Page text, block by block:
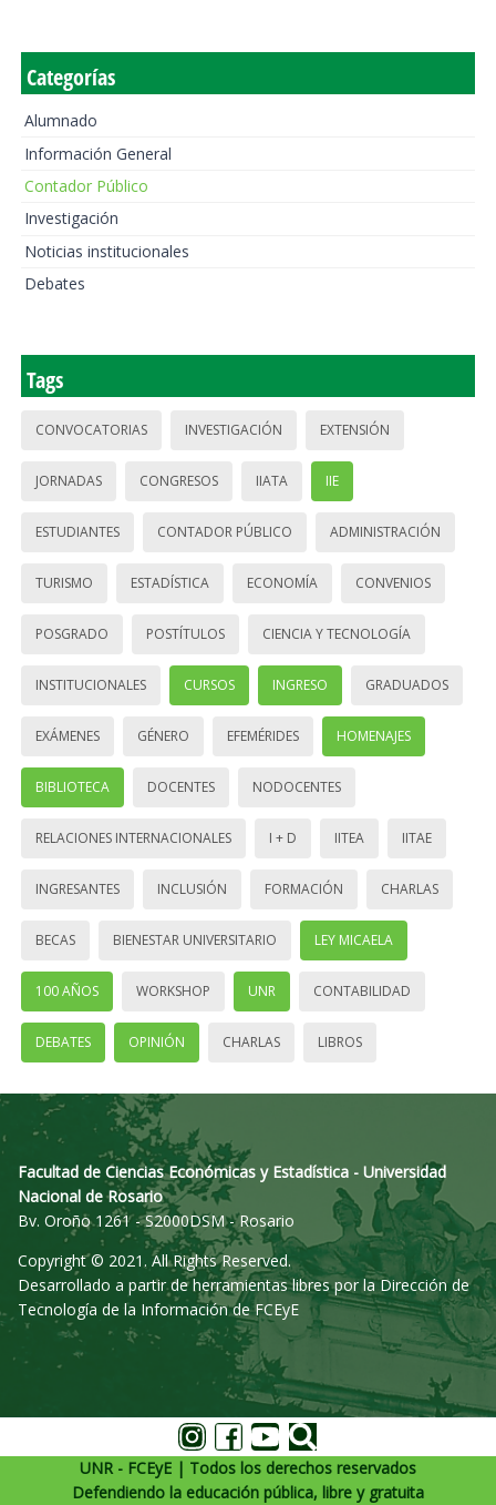
Categorías
Alumnado
Información General
Contador Público
Investigación
Noticias institucionales
Debates
Tags
CONVOCATORIAS INVESTIGACIÓN EXTENSIÓN
JORNADAS CONGRESOS IIATA IIE
ESTUDIANTES CONTADOR PÚBLICO ADMINISTRACIÓN
TURISMO ESTADÍSTICA ECONOMÍA CONVENIOS
POSGRADO POSTÍTULOS CIENCIA Y TECNOLOGÍA
INSTITUCIONALES CURSOS INGRESO GRADUADOS
EXÁMENES GÉNERO EFEMÉRIDES HOMENAJES
BIBLIOTECA DOCENTES NODOCENTES
RELACIONES INTERNACIONALES I + D IITEA IITAE
INGRESANTES INCLUSIÓN FORMACIÓN CHARLAS
BECAS BIENESTAR UNIVERSITARIO LEY MICAELA
100 AÑOS WORKSHOP UNR CONTABILIDAD
DEBATES OPINIÓN CHARLAS LIBROS
Facultad de Ciencias Económicas y Estadística - Universidad
Nacional de Rosario
Bv. Oroño 1261 - S2000DSM - Rosario
Copyright © 2021. All Rights Reserved.
Desarrollado a partir de herramientas libres por la Dirección de
Tecnología de la Información de FCEyE
UNR - FCEyE | Todos los derechos reservados
Defendiendo la educación pública, libre y gratuita